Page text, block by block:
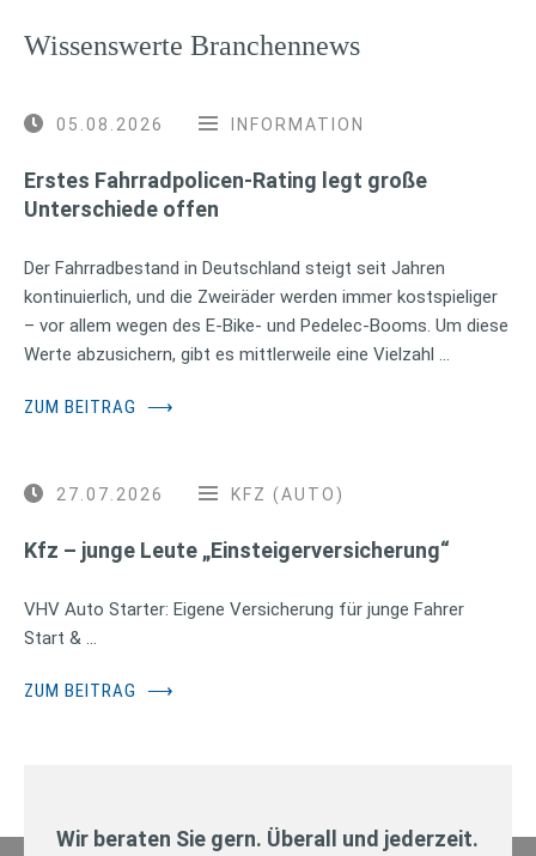
Wissenswerte Branchennews
05.08.2026 INFORMATION
Erstes Fahrradpolicen-Rating legt große
Unterschiede offen
Der Fahrradbestand in Deutschland steigt seit Jahren
kontinuierlich, und die Zweiräder werden immer kostspieliger
– vor allem wegen des E-Bike- und Pedelec-Booms. Um diese
Werte abzusichern, gibt es mittlerweile eine Vielzahl …
ZUM BEITRAG ⟶
27.07.2026 KFZ (AUTO)
Kfz – junge Leute „Einsteigerversicherung“
VHV Auto Starter: Eigene Versicherung für junge Fahrer
Start & …
ZUM BEITRAG ⟶
Wir beraten Sie gern. Überall und jederzeit.